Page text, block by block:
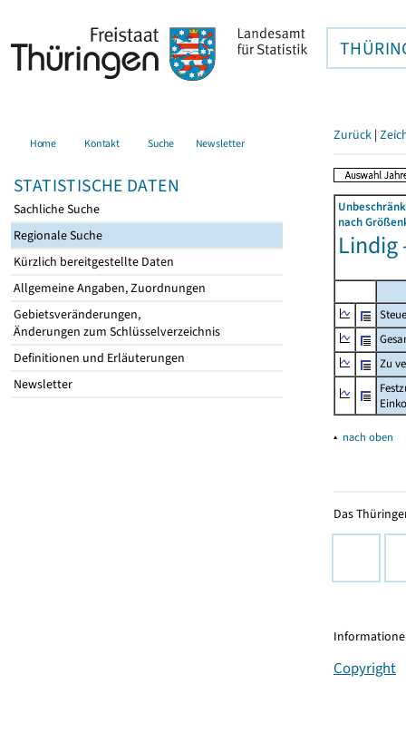
Home Kontakt Suche Newsletter
STATISTISCHE DATEN
Sachliche Suche
Regionale Suche
Kürzlich bereitgestellte Daten
Allgemeine Angaben, Zuordnungen
Gebietsveränderungen,
Änderungen zum Schlüsselverzeichnis
Definitionen und Erläuterungen
Newsletter
Zurück |
nach
Lindig
Zu
▴ nach oben
Das
Copyright